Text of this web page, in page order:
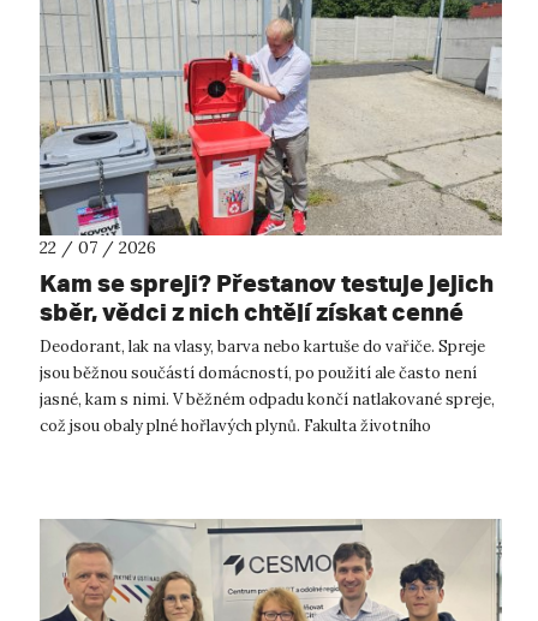
22 / 07 / 2026
Kam se spreji? Přestanov testuje jejich
sběr, vědci z nich chtějí získat cenné
kovy
Deodorant, lak na vlasy, barva nebo kartuše do vařiče. Spreje
jsou běžnou součástí domácností, po použití ale často není
jasné, kam s nimi. V běžném odpadu končí natlakované spreje,
což jsou obaly plné hořlavých plynů. Fakulta životního